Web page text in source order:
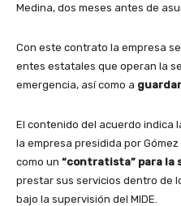
Medina, dos meses antes de
Con este contrato la empresa
entes estatales que operan la
emergencia, así como a
El contenido del acuerdo indica
la empresa presidida por
como un “contratista” para la
prestar sus servicios dentro de
bajo la supervisión del MIDE.